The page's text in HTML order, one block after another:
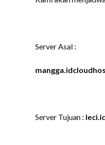
Server Asal :
Server Tujuan :